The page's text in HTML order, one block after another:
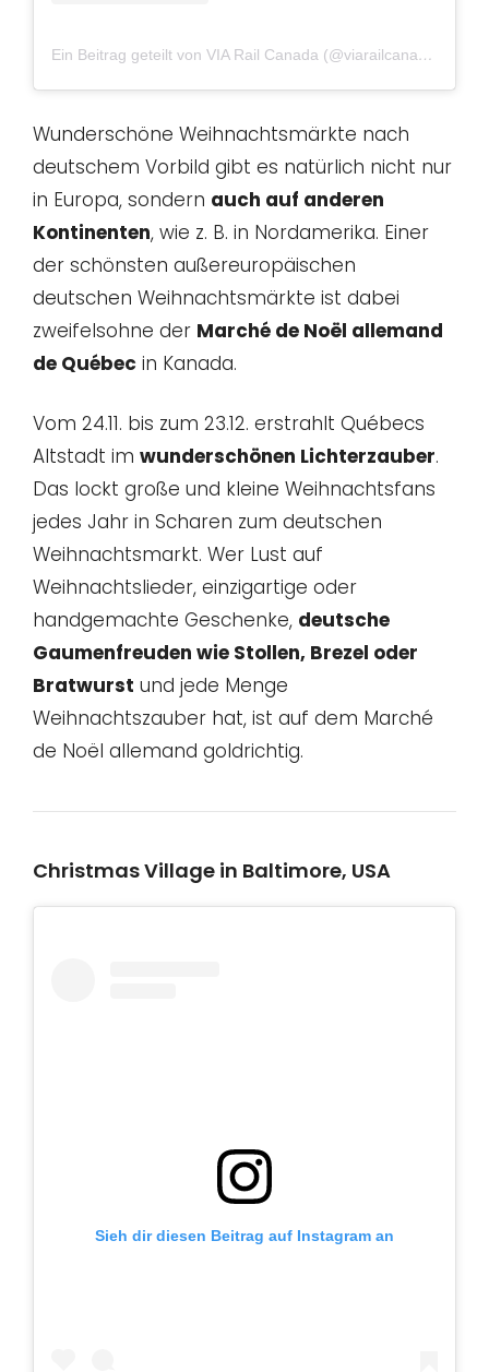
Ein Beitrag geteilt von VIA Rail Canada (@viarailcanada)
Wunderschöne Weihnachtsmärkte nach
deutschem Vorbild gibt es natürlich nicht nur
in Europa, sondern auch auf anderen
Kontinenten, wie z. B. in Nordamerika. Einer
der schönsten außereuropäischen
deutschen Weihnachtsmärkte ist dabei
zweifelsohne der Marché de Noël allemand
de Québec in Kanada.
Vom 24.11. bis zum 23.12. erstrahlt Québecs
Altstadt im wunderschönen Lichterzauber.
Das lockt große und kleine Weihnachtsfans
jedes Jahr in Scharen zum deutschen
Weihnachtsmarkt. Wer Lust auf
Weihnachtslieder, einzigartige oder
handgemachte Geschenke, deutsche
Gaumenfreuden wie Stollen, Brezel oder
Bratwurst und jede Menge
Weihnachtszauber hat, ist auf dem Marché
de Noël allemand goldrichtig.
Christmas Village in Baltimore, USA
Sieh dir diesen Beitrag auf Instagram an